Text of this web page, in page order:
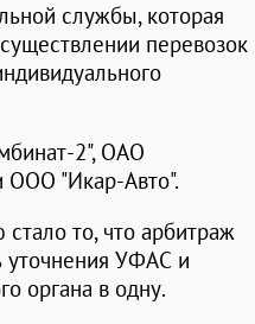
службы, которая
перевозок
2", ОАО
ООО "Икар-Авто".
то, что арбитраж
уточнения УФАС и
органа в одну.